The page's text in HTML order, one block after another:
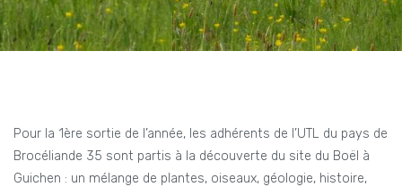
Pour la 1ère sortie de l’année, les adhérents de l’UTL du pays de
Brocéliande 35 sont partis à la découverte du site du Boël à
Guichen : un mélange de plantes, oiseaux, géologie, histoire,